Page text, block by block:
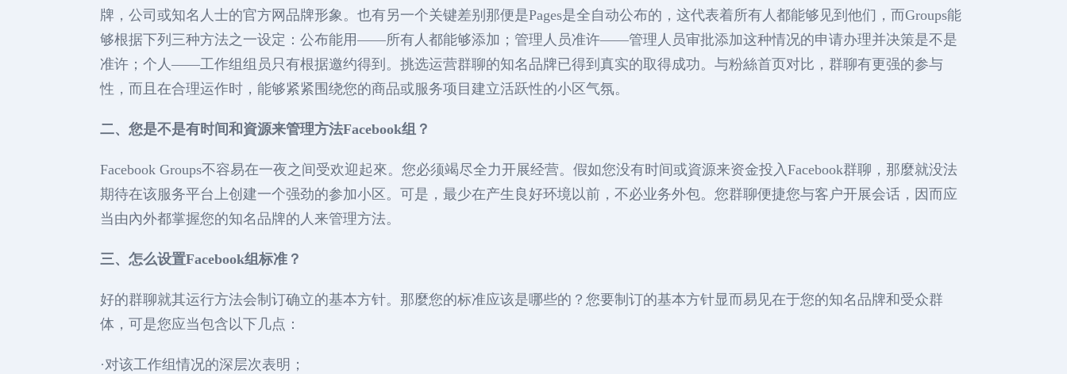
牌，公司或知名人士的官方网品牌形象。也有另一个关键差别那便是Pages是全自动公布的，这代表着所有人都能够见到他们，而Groups能
够根据下列三种方法之一设定：公布能用——所有人都能够添加；管理人员准许——管理人员审批添加这种情况的申请办理并决策是不是
准许；个人——工作组组员只有根据邀约得到。挑选运营群聊的知名品牌已得到真实的取得成功。与粉絲首页对比，群聊有更强的参与
性，而且在合理运作时，能够紧紧围绕您的商品或服务项目建立活跃性的小区气氛。
二、您是不是有时间和資源来管理方法Facebook组？
Facebook Groups不容易在一夜之间受欢迎起來。您必须竭尽全力开展经营。假如您没有时间或資源来资金投入Facebook群聊，那麼就没法
期待在该服务平台上创建一个强劲的参加小区。可是，最少在产生良好环境以前，不必业务外包。您群聊便捷您与客户开展会话，因而应
当由內外都掌握您的知名品牌的人来管理方法。
三、怎么设置Facebook组标准？
好的群聊就其运行方法会制订确立的基本方针。那麼您的标准应该是哪些的？您要制订的基本方针显而易见在于您的知名品牌和受众群
体，可是您应当包含以下几点：
·对该工作组情况的深层次表明；